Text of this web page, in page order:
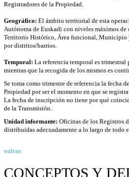
Registradores de la Propiedad.
Geográfico: El ámbito territorial de esta
Autónoma de Euskadi con niveles máximos de
Territorio Histórico, Área funcional, Municipio
por distritos/barrios.
Temporal: La referencia temporal es
mientras que la recogida de los mismos es
Se toma como trimestre de referencia la fecha
Propiedad por ser el momento en que se
La fecha de inscripción no tiene por qué
de la Transmisión.
Unidad informante: Oficinas de los Registros
distribuidas adecuadamente a lo largo de todo
volver
CONCEPTOS Y